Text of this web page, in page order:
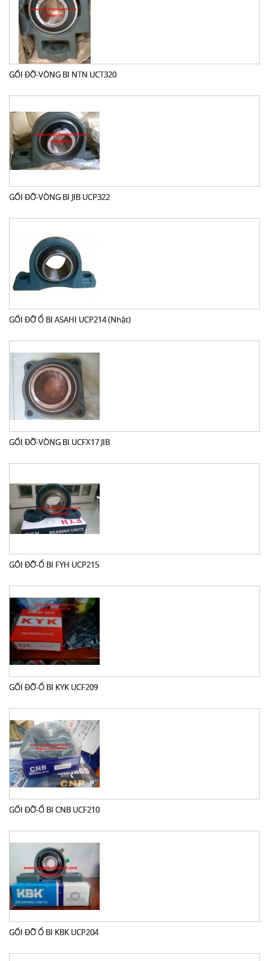
GỐI ĐỠ-VÒNG BI NTN UCT320
GỐI ĐỠ-VÒNG BI JIB UCP322
GỐI ĐỠ Ổ BI ASAHI UCP214 (Nhật)
GỐI ĐỠ-VÒNG BI UCFX17 JIB
GỐI ĐỠ-Ổ BI FYH UCP215
GỐI ĐỠ-Ổ BI KYK UCF209
GỐI ĐỠ-Ổ BI CNB UCF210
GỐI ĐỠ Ổ BI KBK UCP204